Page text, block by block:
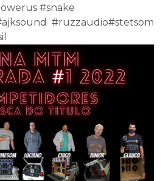
#snake
#ruzzaudio#stetsom